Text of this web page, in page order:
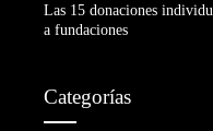
Las 15 donaciones
a fundaciones
Categorías